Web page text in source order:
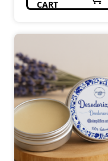
CART